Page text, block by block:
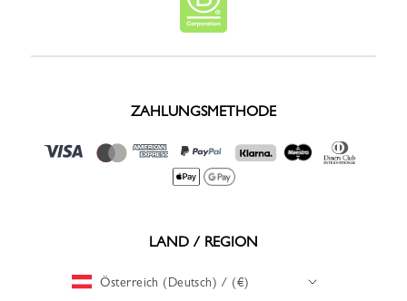
ZAHLUNGSMETHODE
LAND / REGION
Österreich (Deutsch) / (€)